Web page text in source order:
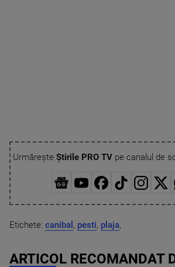
Urmărește Știrile PRO TVpe canalul de
Etichete: canibal , pesti, plaja,
ARTICOL RECOMANDAT